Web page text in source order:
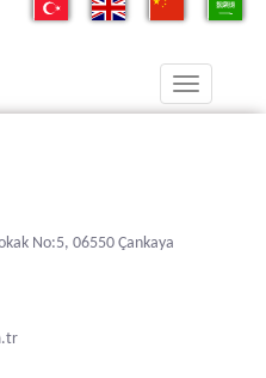
Toggle
navigation
No:5, 06550 Çankaya